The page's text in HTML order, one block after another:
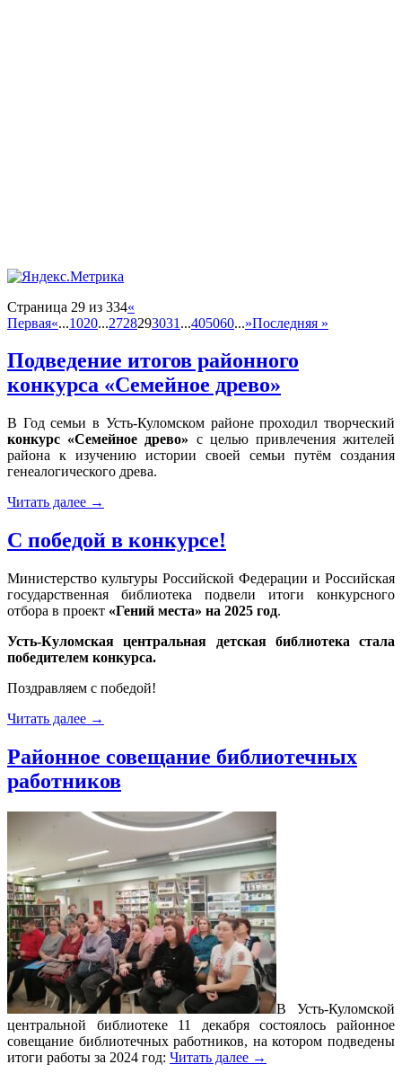
Страница 29 из 334«
Первая«...1020...2728293031 ...405060...»Последняя »
Подведение итогов районного
конкурса «Семейное древо»
В Год семьи в Усть-Куломском районе проходил творческий
конкурс «Семейное древо» с целью привлечения жителей
района к изучению истории своей семьи путём создания
генеалогического древа.
Читать далее →
С победой в конкурсе!
Министерство культуры Российской Федерации и Российская
государственная библиотека подвели итоги конкурсного
отбора в проект «Гений места» на 2025 год.
Усть-Куломская центральная детская библиотека стала
победителем конкурса.
Поздравляем с победой!
Читать далее →
Районное совещание библиотечных
работников
В Усть-Куломской
центральной библиотеке 11 декабря состоялось районное
совещание библиотечных работников, на котором подведены
итоги работы за 2024 год: Читать далее →